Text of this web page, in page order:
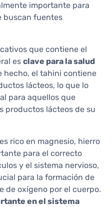
importante para
buscan fuentes
que contiene el
es clave para la salud
hecho, el tahini contiene
lácteos, lo que lo
para aquellos que
productos lácteos de su
rico en magnesio, hierro
para el correcto
y el sistema nervioso,
para la formación de
de oxígeno por el cuerpo.
en el sistema